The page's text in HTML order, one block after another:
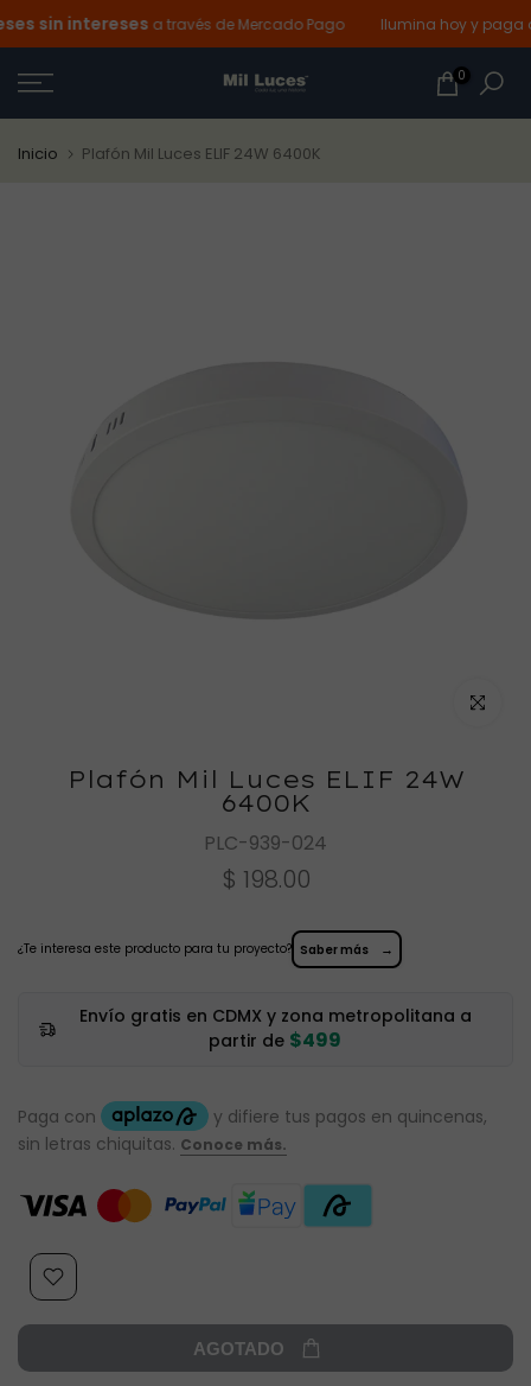
Ir
al
contenido
sin interesesa través de Mercado Pago Ilumina hoy y paga
0
Inicio Plafón Mil Luces ELIF 24W 6400K
Haz
Plafón Mil Luces ELIF 24W
6400K
PLC-939-024
$ 198.00
¿Te interesa este producto para tu proyecto? Saber más →
Envío gratis en CDMX y zona metropolitana a
partir de $499
AGOTADO